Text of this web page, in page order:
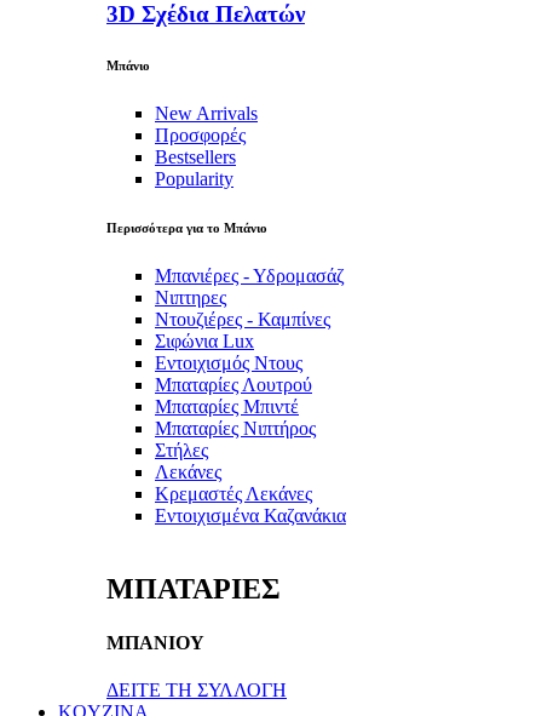
3D Σχέδια Πελατών
Μπάνιο
New Arrivals
Προσφορές
Bestsellers
Popularity
Περισσότερα για το Μπάνιο
Μπανιέρες - Υδρομασάζ
Νιπτηρες
Ντουζιέρες - Καμπίνες
Σιφώνια Lux
Εντοιχισμός Ντους
Μπαταρίες Λουτρού
Μπαταρίες Μπιντέ
Μπαταρίες Νιπτήρος
Στήλες
Λεκάνες
Κρεμαστές Λεκάνες
Εντοιχισμένα Καζανάκια
ΜΠΑΤΑΡΙΕΣ
ΜΠΑΝΙΟΥ
ΔΕΙΤΕ ΤΗ ΣΥΛΛΟΓΗ
KOYZINA